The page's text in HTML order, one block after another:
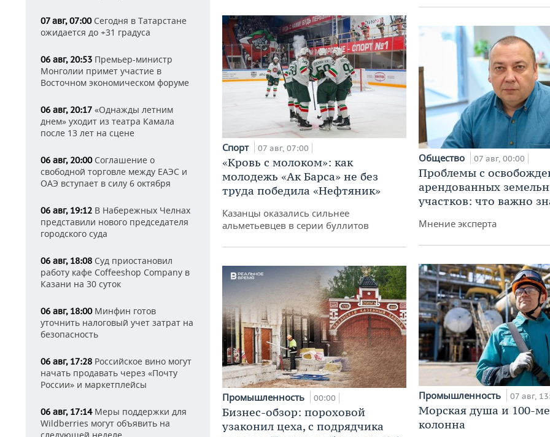
07 авг, 07:00Сегодня в Татарстане
ожидается до +31 градуса
06 авг, 20:53 Премьер-министр
Монголии примет участие в
Восточном экономическом форуме
06 авг, 20:17 «Однажды летним
днем» уходит из театра Камала
после 13 лет на сцене
06 авг, 20:00Соглашение о
свободной торговле между ЕАЭС и
ОАЭ вступает в силу 6 октября
06 авг, 19:12 В Набережных Челнах
представили нового председателя
городского суда
06 авг, 18:08 Суд приостановил
работу кафе Coffeeshop Company в
Казани на 30 суток
06 авг, 18:00Минфин готов
уточнить налоговый учет затрат на
безопасность
06 авг, 17:28 Российское вино могут
начать продавать через «Почту
России» и маркетплейсы
06 авг, 17:14Меры поддержки для
Wildberries могут объявить на
Спорт 07 авг, 07:00
«Кровь с молоком»: как
молодежь «Ак Барса» не без
труда победила «Нефтяник»
Казанцы оказались сильнее
альметьевцев в серии буллитов
Промышленность 00:00
Бизнес-обзор: пороховой
узаконил цеха, с подрядчика
Общество 07 авг, 00:00
Проблемы с
арендованных
участков: что важно
Мнение эксперта
Промышленность 07 авг,
Морская душа и 100-
колонна